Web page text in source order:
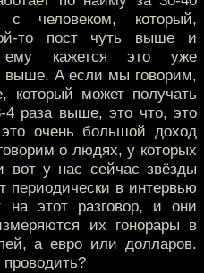
человеком, который,
то пост чуть выше и
ему кажется это уже
выше. А если мы говорим,
который может получать
раза выше, это что, это
очень большой доход
о людях, у которых
у нас сейчас звёзды
периодически в интервью
на этот разговор, и они
их гонорары в
а евро или долларов.